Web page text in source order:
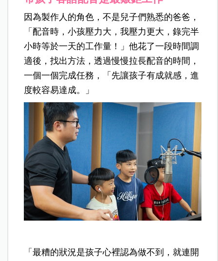
因為製作人的角色，不是兒子們熟悉的爸爸，
「配音時，小孩壓力大，我壓力更大，錄完半
小時等於一天的工作量！」他花了一段時間調
適後，找出方法，透過慢慢拉長配音的時間，
一個一個完成任務，「先讓孩子有成就感，進
度較容易達成。」
「最糟的狀況是孩子心裡認為做不到，就連開